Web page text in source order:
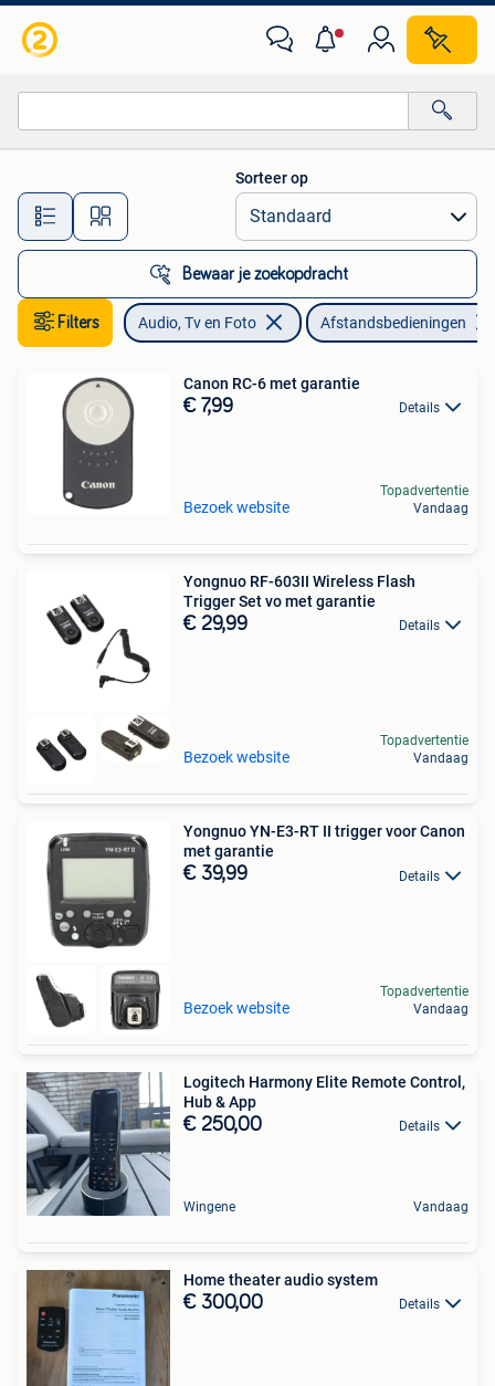
Alle afstanden…
Sorteer op
Bewaar je zoekopdracht
Filters Audio, Tv en Foto Afstandsbedieningen
Canon RC-6 met garantie
€ 7,99 Details
Bezoek website
Topadvertentie
Vandaag
Yongnuo RF-603II Wireless Flash
Trigger Set vo met garantie
€ 29,99 Details
Bezoek website
Topadvertentie
Vandaag
Yongnuo YN-E3-RT II trigger voor Canon
met garantie
€ 39,99 Details
Bezoek website
Topadvertentie
Vandaag
Logitech Harmony Elite Remote Control,
Hub & App
€ 250,00 Details
Wingene Vandaag
Home theater audio system
€ 300,00 Details